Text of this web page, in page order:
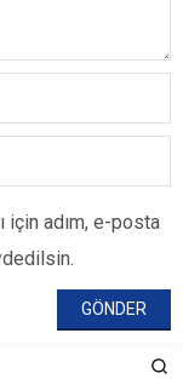
için adım, e-posta